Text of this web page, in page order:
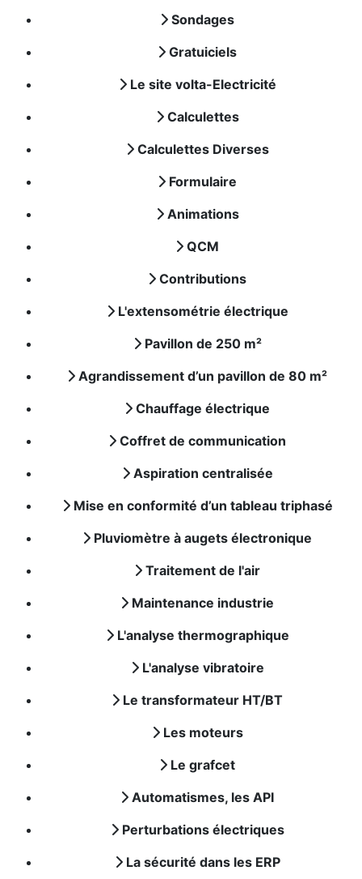
Sondages
Gratuiciels
Le site volta-Electricité
Calculettes
Calculettes Diverses
Formulaire
Animations
QCM
Contributions
L'extensométrie électrique
Pavillon de 250 m²
Agrandissement d’un pavillon de 80 m²
Chauffage électrique
Coffret de communication
Aspiration centralisée
Mise en conformité d’un tableau triphasé
Pluviomètre à augets électronique
Traitement de l'air
Maintenance industrie
L'analyse thermographique
L'analyse vibratoire
Le transformateur HT/BT
Les moteurs
Le grafcet
Automatismes, les API
Perturbations électriques
La sécurité dans les ERP